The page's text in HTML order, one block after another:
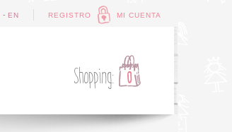
REGISTRO MI CUENTA
- EN
Shopping: 0